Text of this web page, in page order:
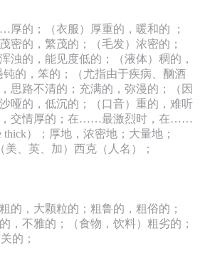
的；（衣服）厚重的，暖和的 ；
密的，繁茂的；（毛发）浓密的；
浊的，能见度低的；（液体）稠的，
的，笨的；（尤指由于疾病、酗酒
思路不清的；充满的，弥漫的；（因
哑的，低沉的；（口音）重的，难听
，交情厚的；在……最激烈时，在……
）；厚地，浓密地；大量地；
美、英、加）西克（人名）；
的，大颗粒的；粗鲁的，粗俗的；
，不雅的；（食物，饮料）粗劣的；
的；